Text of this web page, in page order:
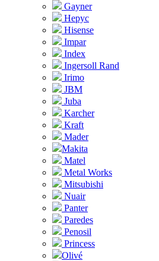
Gayner
Hepyc
Hisense
Impar
Index
Ingersoll Rand
Irimo
JBM
Juba
Karcher
Kraft
Mader
Makita
Matel
Metal Works
Mitsubishi
Nuair
Panter
Paredes
Penosil
Princess
Olivé